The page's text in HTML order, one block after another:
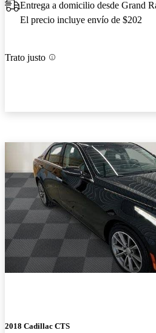
Entrega a domicilio desde Grand
El precio incluye envío de $202
Trato justo
2018 Cadillac CTS